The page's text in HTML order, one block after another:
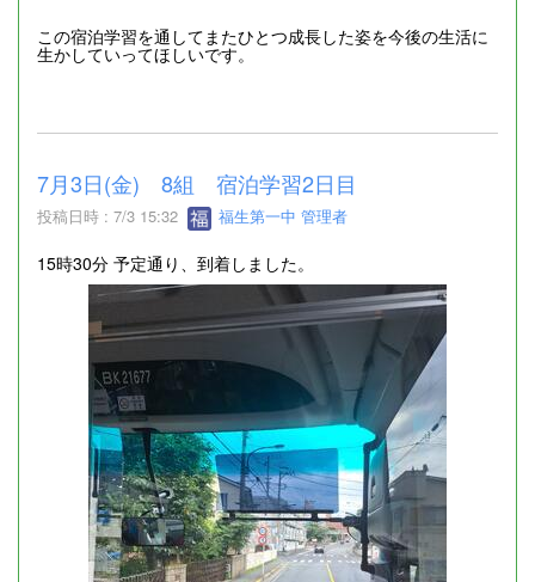
この宿泊学習を通してまたひとつ成長した姿を今後の生活に
生かしていってほしいです。
7月3日(金) 8組 宿泊学習2日目
投稿日時 : 7/3 15:32 福生第一中 管理者
15時30分 予定通り、到着しました。